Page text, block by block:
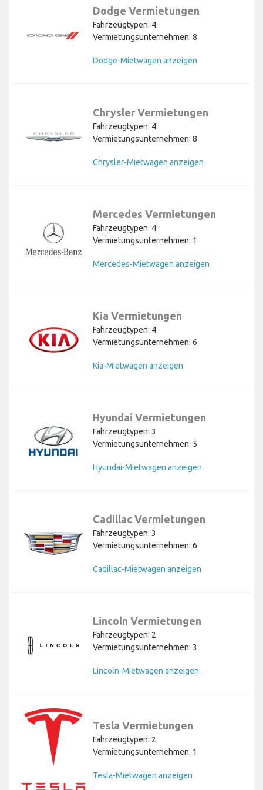
Dodge Vermietungen
Fahrzeugtypen: 4
Vermietungsunternehmen: 8
Dodge-Mietwagen anzeigen
Chrysler Vermietungen
Fahrzeugtypen: 4
Vermietungsunternehmen: 8
Chrysler-Mietwagen anzeigen
Mercedes Vermietungen
Fahrzeugtypen: 4
Vermietungsunternehmen: 1
Mercedes-Mietwagen anzeigen
Kia Vermietungen
Fahrzeugtypen: 4
Vermietungsunternehmen: 6
Kia-Mietwagen anzeigen
Hyundai Vermietungen
Fahrzeugtypen: 3
Vermietungsunternehmen: 5
Hyundai-Mietwagen anzeigen
Cadillac Vermietungen
Fahrzeugtypen: 3
Vermietungsunternehmen: 6
Cadillac-Mietwagen anzeigen
Lincoln Vermietungen
Fahrzeugtypen: 2
Vermietungsunternehmen: 3
Lincoln-Mietwagen anzeigen
Tesla Vermietungen
Fahrzeugtypen: 2
Vermietungsunternehmen: 1
Tesla-Mietwagen anzeigen